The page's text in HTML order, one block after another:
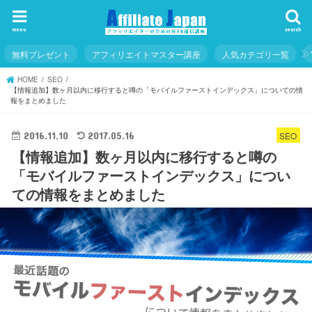
search
menu
無料プレゼント アフィリエイトマスター講座 人気カテゴリ一覧
HOME
SEO
【情報追加】数ヶ月以内に移行すると噂の「モバイルファーストインデックス」についての情
報をまとめました
SEO
2016.11.10 2017.05.16
【情報追加】数ヶ月以内に移行すると噂の
「モバイルファーストインデックス」につい
ての情報をまとめました